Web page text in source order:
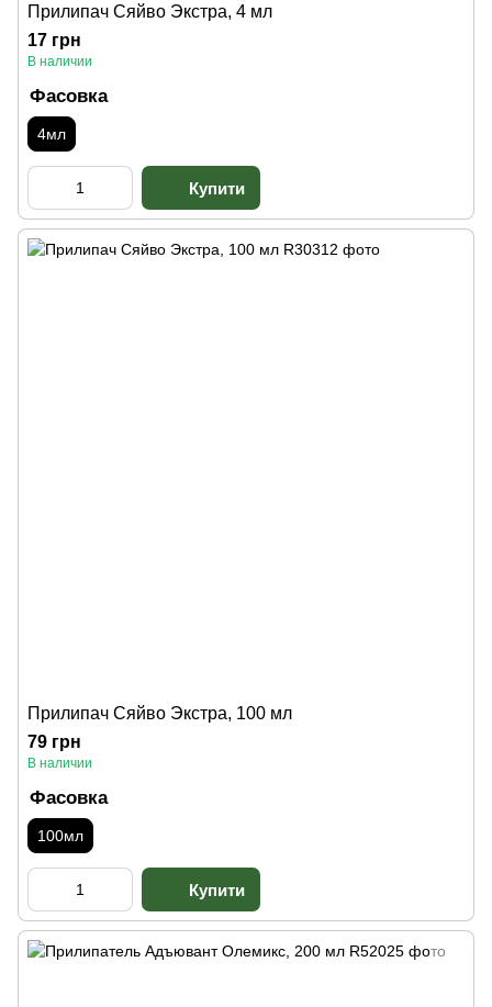
Прилипач Сяйво Экстра, 4 мл
17 грн
В наличии
Фасовка
4мл
Прилипач Сяйво Экстра, 100 мл
79 грн
В наличии
Фасовка
100мл